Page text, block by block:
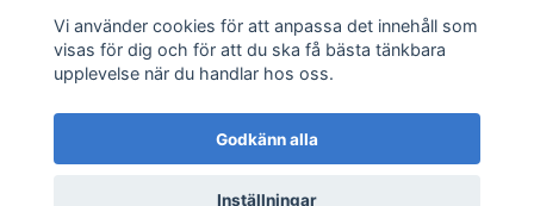
Vi använder cookies för att anpassa det innehåll som
visas för dig och för att du ska få bästa tänkbara
upplevelse när du handlar hos oss.
Godkänn alla
Inställningar